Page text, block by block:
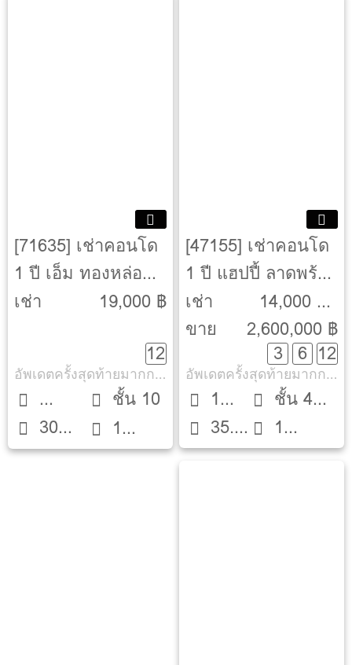
[71635] เช่าคอนโด
1 ปี เอ็ม ทองหล่อ
เท็น [M Thonglor
เช่า
19,000 ฿
12
อัพเดตครั้งสุดท้ายมากกว่า 30 วัน
Studio
30
ตรม.
ชั้น 10
1
ห้องน้ำ
[47155] เช่าคอนโด
1 ปี แฮปปี้ ลาดพร้าว
101 [Happy
Ladprao 101]
เช่า
14,000 ฿ -
15,000 ฿
ขาย
2,600,000 ฿
3 6 12
อัพเดตครั้งสุดท้ายมากกว่า 30 วัน
1
Bed35.5
ตรม.
ชั้น 4
ตึก North
1
ห้องน้ำ